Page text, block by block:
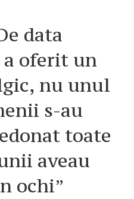
data
a oferit un
nu unul
s-au
toate
aveau
ochi”